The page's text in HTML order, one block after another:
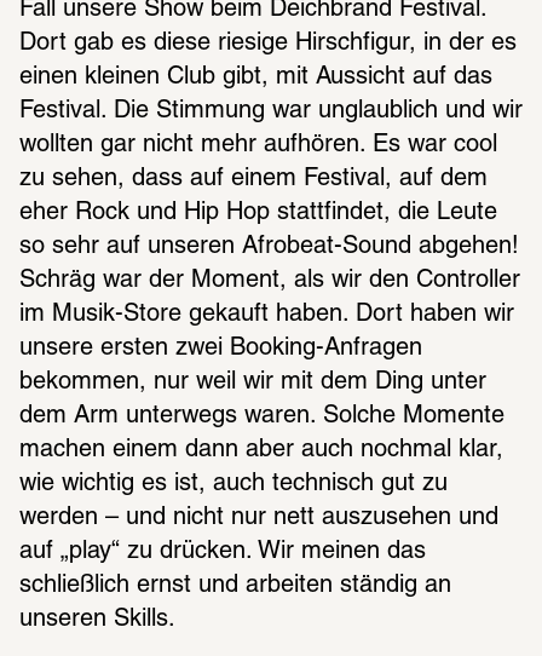
Fall unsere Show beim Deichbrand Festival.
Dort gab es diese riesige Hirschfigur, in der es
einen kleinen Club gibt, mit Aussicht auf das
Festival. Die Stimmung war unglaublich und wir
wollten gar nicht mehr aufhören. Es war cool
zu sehen, dass auf einem Festival, auf dem
eher Rock und Hip Hop stattfindet, die Leute
so sehr auf unseren Afrobeat-Sound abgehen!
Schräg war der Moment, als wir den Controller
im Musik-Store gekauft haben. Dort haben wir
unsere ersten zwei Booking-Anfragen
bekommen, nur weil wir mit dem Ding unter
dem Arm unterwegs waren. Solche Momente
machen einem dann aber auch nochmal klar,
wie wichtig es ist, auch technisch gut zu
werden – und nicht nur nett auszusehen und
auf „play“ zu drücken. Wir meinen das
schließlich ernst und arbeiten ständig an
unseren Skills.